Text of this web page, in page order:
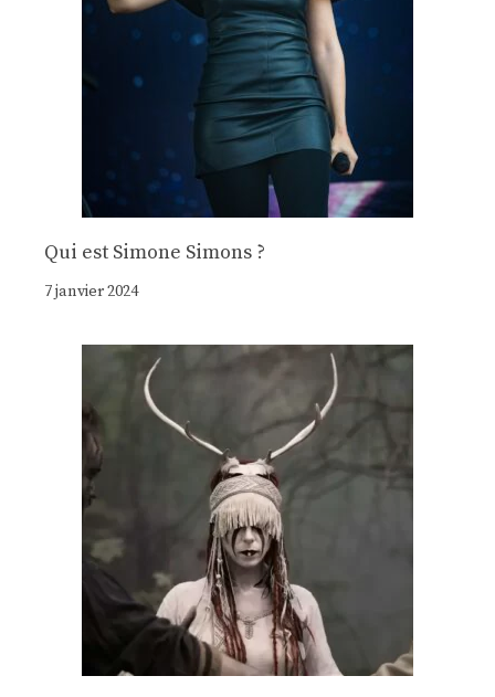
Qui est Simone Simons ?
7 janvier 2024